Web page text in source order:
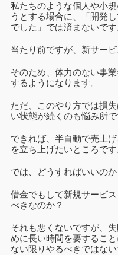
私たちのような個人や小
うとする場合に、「開発
でした」では済まないです
当たり前ですが、新サー
そのため、体力のない事
するようになります。
ただ、このやり方では損
い状態が続くのも悩み所で
できれば、半自動で売上
を立ち上げたいところです
では、どうすればいいのか
借金でもして新規サービ
べきなのか？
それも悪くないですが、
めに長い時間を要するこ
ない限りやるべきではない